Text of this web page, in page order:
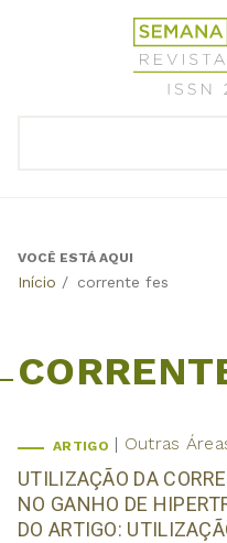
Revista
Científica
Semana
Back
VOCÊ ESTÁ AQUI
Início / corrente fes
ARTIGO Outras
UTILIZAÇÃO DA
NO GANHO DE
DO ARTIGO: